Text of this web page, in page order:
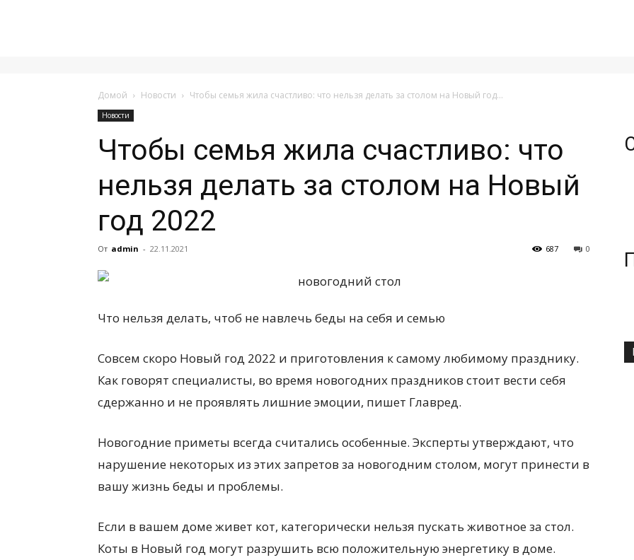
Домой Новости Чтобы семья жила счастливо: что нельзя делать за столом на Новый год...
Новости
Чтобы семья жила счастливо: что
нельзя делать за столом на Новый
год 2022
От admin - 22.11.2021 0
687
Что нельзя делать, чтоб не навлечь беды на себя и семью
Совсем скоро Новый год 2022 и приготовления к самому любимому празднику.
Как говорят специалисты, во время новогодних праздников стоит вести себя
сдержанно и не проявлять лишние эмоции, пишет Главред.
Новогодние приметы всегда считались особенные. Эксперты утверждают, что
нарушение некоторых из этих запретов за новогодним столом, могут принести в
вашу жизнь беды и проблемы.
Если в вашем доме живет кот, категорически нельзя пускать животное за стол.
Коты в Новый год могут разрушить всю положительную энергетику в доме.